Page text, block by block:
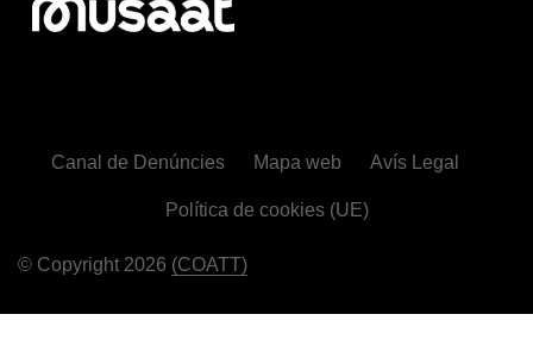
© Copyright 2026 (COATT)
Canal de Denúncies Mapa web Avís Legal
Política de cookies (UE)